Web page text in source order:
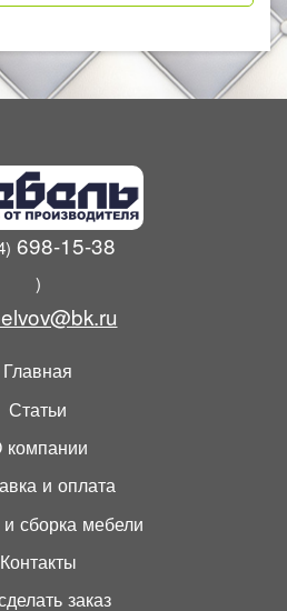
глубины)
698-15-38
)
Главная
Статьи
и оплата
сборка мебели
Контакты
заказ